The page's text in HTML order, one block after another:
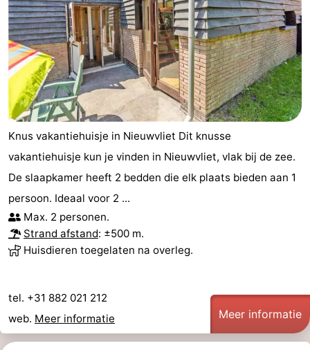
Eten
en
drinken
Haaientanden
Zeehonden
Evenementen
Praktisch
Forum
Route
-
Parkeren
Reisboekenwinkel
Medische
Knus vakantiehuisje in Nieuwvliet Dit knusse
vakantiehuisje kun je vinden in Nieuwvliet, vlak bij de zee.
De slaapkamer heeft 2 bedden die elk plaats bieden aan 1
persoon. Ideaal voor 2 ...
Max. 2 personen.
Strand afstand: ±500 m.
Huisdieren toegelaten na overleg.
tel. +31 882 021 212
web. Meer informatie Meer informatie